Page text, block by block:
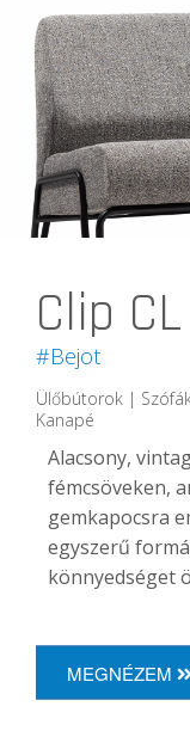
Clip
#Bejot
Ülőbútorok |
Kanapé
Alacsony,
fémcsöveken,
gemkapocsra
egyszerű
könnyedséget
MEGNÉZEM